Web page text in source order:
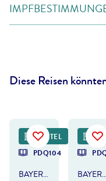
Diese Reisen
HOTEL
PDQ104
BAYERISCHER WALD - NEUKIRCHEN BAYERISCHER WALD - NEUKIRCHEN